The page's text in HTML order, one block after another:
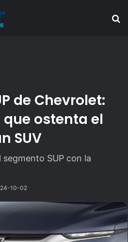
de Chevrolet:
ostenta el
SUV
SUP con la
10-02